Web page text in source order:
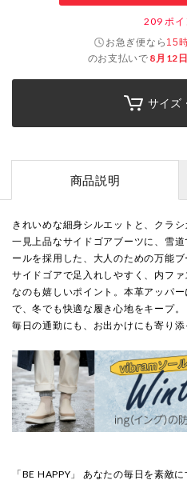
209 ポイ
お急ぎ便なら 15
のお支払いで 8月12
サイズ
商品説明
きれいめな細身シルエットと、クラシ
一見上品なサイドゴアブーツに、雪
ールを採用した、大人のための万能ブ
サイドゴアで足入れしやすく、内フ
なのも嬉しいポイント。本革アッパ
で、冬でも快適な履き心地をキープ。
毎日の通勤にも、お出かけにも寄り添
「BE HAPPY」 あなたの毎日を素敵